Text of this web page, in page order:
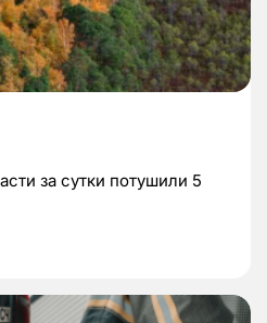
за сутки потушили 5